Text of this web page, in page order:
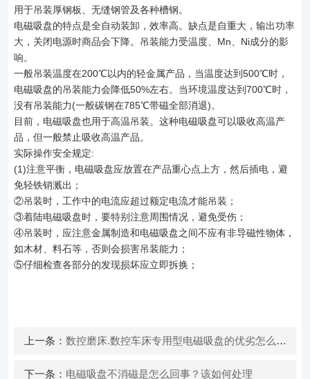
用于吊装厚钢板、无缝钢管及各种槽钢。
电磁吸盘的特点是全自动装卸，效率高。缺点是自重大，输出功率
大，关闭电源时商品会下降。吊装能力受温度、Mn、Ni成分的影
响。
一般吊装温度在200℃以内的轻金属产品，当温度达到500℃时，
电磁吸盘的吊装能力会降低50%左右。当环境温度达到700℃时，
没有吊装能力(一般碳钢在785℃带磁全部消退)。
目前，电磁吸盘也用于高温吊装。这种电磁吸盘可以吸收高温产
品，但一般禁止吸收高温产品。
实际操作安全规定:
(1)注意平衡，电磁吸盘应放置在产品重心点上方，然后插电，避
免轻铁销溅出；
②吊装时，工作中的电流应超过额定电流才能吊装；
③着陆电磁吸盘时，要特别注意周围情况，避免受伤；
④吊装时，应注意金属制造和电磁吸盘之间不应有非导磁性物体，
如木材、料石等，否则会损害吊装能力；
⑤仔细检查各部分的发现损坏应立即拆换；
上一条：数控磨床.数控车床专用型电磁吸盘的优劣怎么判断
下一条： 电磁吸盘不消磁是怎么回事？该如何处理